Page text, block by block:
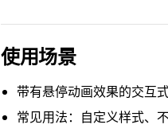
使用场景
带有悬停动画效果的交互
常见用法：自定义样式、